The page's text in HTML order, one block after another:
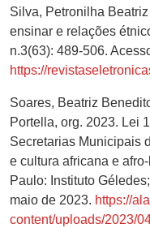
Silva, Petronilha
ensinar e relações
n.3(63): 489-506.
https://
Soares, Beatriz
Portella, org. 2023. Lei
Secretarias Municipais
e cultura africana e
Paulo: Instituto
maio de 2023. https://
content/uploads/2023/